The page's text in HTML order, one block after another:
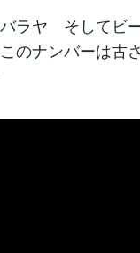
ラヤ そしてビ
のナンバーは古